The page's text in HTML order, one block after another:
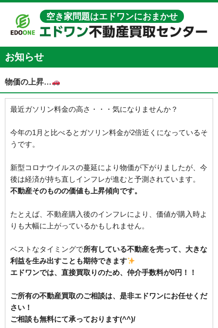
空き家問題はエドワンにおまかせ
お知らせ
物価の上昇…
最近ガソリン料金の高さ・・・気になりませんか？
今年の1月と比べるとガソリン料金が2倍近くになっているそ
うです。
新型コロナウイルスの蔓延により物価が下がりましたが、今
後は経済が持ち直しインフレが進むと予測されています。
不動産そのものの価値も上昇傾向です。
たとえば、不動産購入後のインフレにより、価値が購入時よ
りも大幅に上がっているかもしれません。
ベストなタイミングで所有している不動産を売って、大きな
利益を生み出すことも期待できます
エドワンでは、 直接買取りのため、仲介手数料が0円！！
ご所有の不動産買取のご相談は、是非エドワンにお任せくだ
さい！
ご相談も無料にて承っております(^^)/